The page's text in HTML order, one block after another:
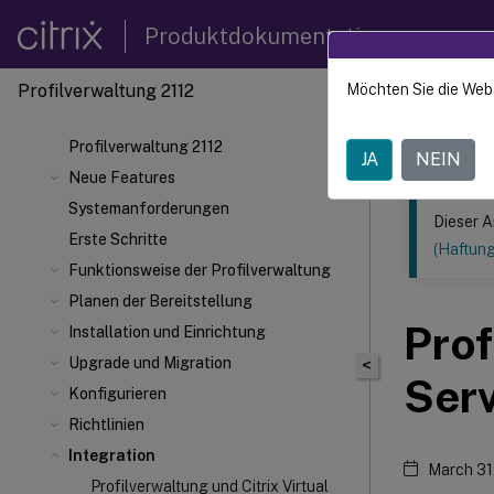
Produktdokumentation
Profilverwaltung 2112
Profilverwaltung 2112
Neue Features
Systemanforderungen
Erste Schritte
Funktionsweise der Profilverwaltung
Planen der Bereitstellung
Installation und Einrichtung
Upgrade und Migration
Konfigurieren
Richtlinien
Integration
Profilverwaltung und Citrix Virtual
Dieser Inhalt
<
Dieser
March
Möchten Sie die
JA NEIN